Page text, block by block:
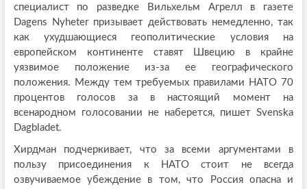
специалист по разведке Вильхельм Агрелл в газете
Dagens Nyheter призывает действовать немедленно, так
как ухудшающиеся геополитические условия на
европейском континенте ставят Швецию в крайне
уязвимое положение из-за ее географического
положения. Между тем требуемых правилами НАТО 70
процентов голосов за в настоящий момент на
всенародном голосовании не наберется, пишет Svenska
Dagbladet.
Хирдман подчеркивает, что за всеми аргументами в
пользу присоединения к НАТО стоит не всегда
озвучиваемое убеждение в том, что Россия опасна и